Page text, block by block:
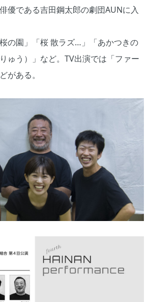
優である吉田鋼太郎の劇団AUNに入
の園」「桜 散ラズ…」「あかつきの
ゅう）」など。TV出演では「ファー
がある。